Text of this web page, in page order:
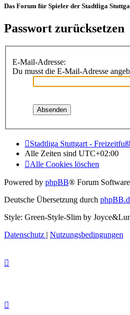
Das Forum für Spieler der Stadtliga
Passwort zurücksetzen
E-Mail-Adresse:
Du musst die E-Mail-Adresse
Stadtliga Stuttgart -
Alle Zeiten sind UTC+02:00
Alle Cookies löschen
Powered by phpBB® Forum
Deutsche Übersetzung durch
Style: Green-Style-Slim by
Datenschutz | Nutzungsbedingungen